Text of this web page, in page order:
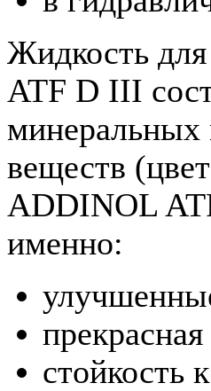
Жидкость
ATF D III
минеральных
веществ
ADDINOL
именно:
стойкость